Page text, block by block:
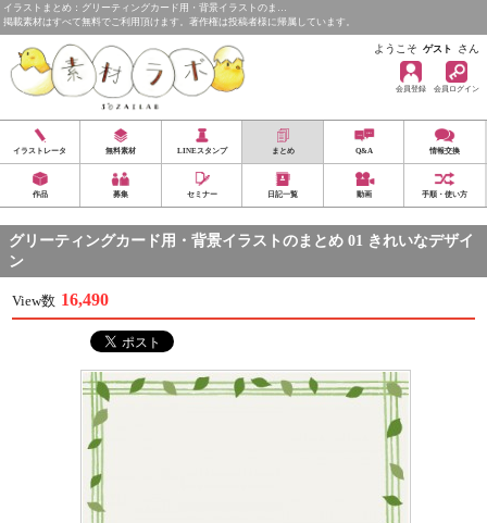
イラストまとめ：グリーティングカード用・背景イラストのま…
掲載素材はすべて無料でご利用頂けます。著作権は投稿者様に帰属しています。
ようこそ ゲスト さん
会員登録 会員ログイン
イラストレータ 無料素材 LINEスタンプ まとめ Q&A 情報交換
作品 募集 セミナー 日記一覧 動画 手順・使い方
グリーティングカード用・背景イラストのまとめ 01 きれいなデザイ
ン
View数 16,490